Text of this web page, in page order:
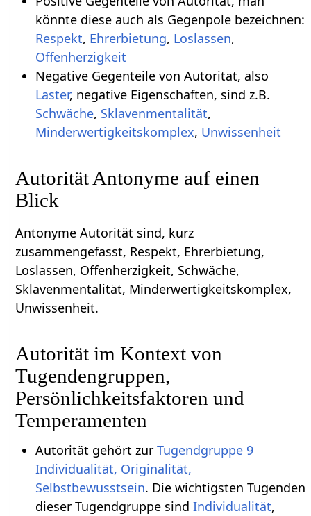
könnte diese auch als Gegenpole bezeichnen:
Respekt, Ehrerbietung, Loslassen,
Offenherzigkeit
Negative Gegenteile von Autorität, also
Laster, negative Eigenschaften, sind z.B.
Schwäche, Sklavenmentalität,
Minderwertigkeitskomplex, Unwissenheit
Autorität Antonyme auf einen
Blick
Antonyme Autorität sind, kurz
zusammengefasst, Respekt, Ehrerbietung,
Loslassen, Offenherzigkeit, Schwäche,
Sklavenmentalität, Minderwertigkeitskomplex,
Unwissenheit.
Autorität im Kontext von
Tugendengruppen,
Persönlichkeitsfaktoren und
Temperamenten
Autorität gehört zur Tugendgruppe 9
Individualität, Originalität,
Selbstbewusstsein. Die wichtigsten Tugenden
dieser Tugendgruppe sind Individualität,